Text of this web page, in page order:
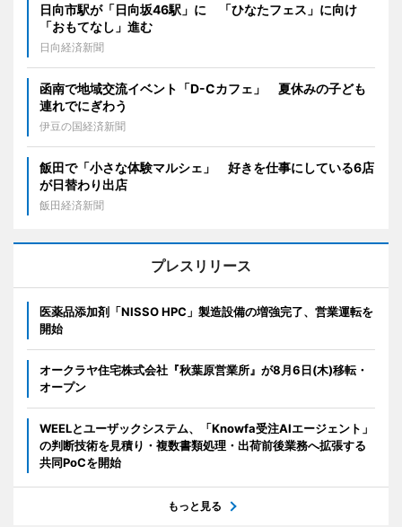
日向市駅が「日向坂46駅」に 「ひなたフェス」に向け
「おもてなし」進む
日向経済新聞
函南で地域交流イベント「D-Cカフェ」 夏休みの子ども
連れでにぎわう
伊豆の国経済新聞
飯田で「小さな体験マルシェ」 好きを仕事にしている6店
が日替わり出店
飯田経済新聞
プレスリリース
医薬品添加剤「NISSO HPC」製造設備の増強完了、営業運転を
開始
オークラヤ住宅株式会社『秋葉原営業所』が8月6日(木)移転・
オープン
WEELとユーザックシステム、「Knowfa受注AIエージェント」
の判断技術を見積り・複数書類処理・出荷前後業務へ拡張する
共同PoCを開始
もっと見る